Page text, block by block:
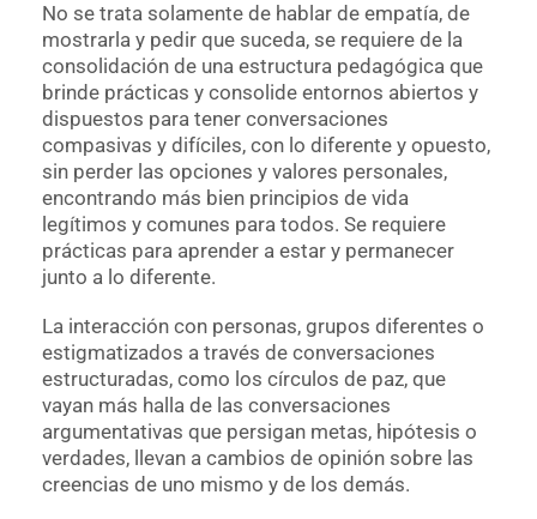
No se trata solamente de hablar de empatía, de
mostrarla y pedir que suceda, se requiere de la
consolidación de una estructura pedagógica que
brinde prácticas y consolide entornos abiertos y
dispuestos para tener conversaciones
compasivas y difíciles, con lo diferente y opuesto,
sin perder las opciones y valores personales,
encontrando más bien principios de vida
legítimos y comunes para todos. Se requiere
prácticas para aprender a estar y permanecer
junto a lo diferente.
La interacción con personas, grupos diferentes o
estigmatizados a través de conversaciones
estructuradas, como los círculos de paz, que
vayan más halla de las conversaciones
argumentativas que persigan metas, hipótesis o
verdades, llevan a cambios de opinión sobre las
creencias de uno mismo y de los demás.